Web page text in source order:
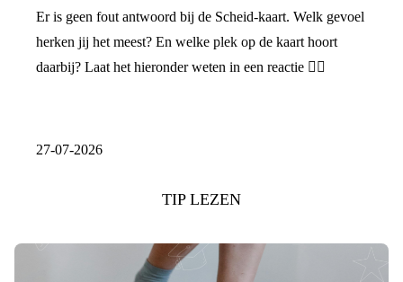
Er is geen fout antwoord bij de Scheid-kaart. Welk gevoel
herken jij het meest? En welke plek op de kaart hoort
daarbij? Laat het hieronder weten in een reactie 👇🏼
27-07-2026
TIP LEZEN